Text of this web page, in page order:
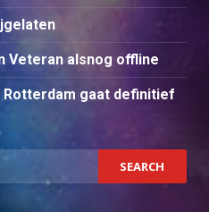
Veteran alsnog offline
gaat definitief